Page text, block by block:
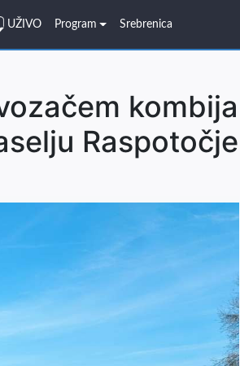
UŽIVO Program Srebrenica
kombija
Raspotočje